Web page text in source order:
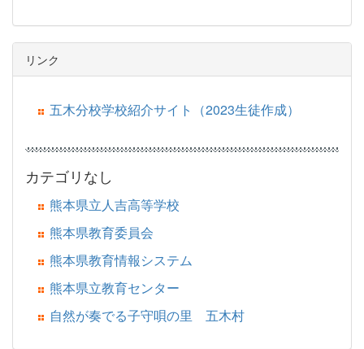
リンク
五木分校学校紹介サイト（2023生徒作成）
カテゴリなし
熊本県立人吉高等学校
熊本県教育委員会
熊本県教育情報システム
熊本県立教育センター
自然が奏でる子守唄の里 五木村